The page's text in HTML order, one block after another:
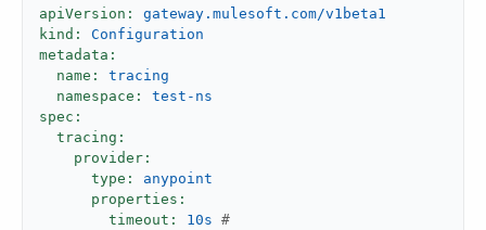
apiVersion:
gateway.mulesoft.com/v1beta1
kind:
Configuration
metadata:
name:
tracing
namespace:
test-ns
spec:
tracing:
provider:
type:
anypoint
properties:
timeout:
10s #